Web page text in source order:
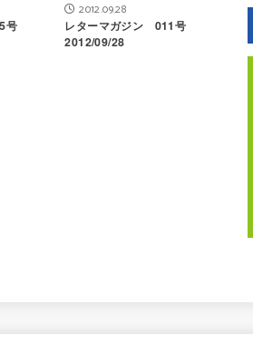
号
2012.09.28
レターマガジン 011号
2012/09/28